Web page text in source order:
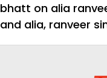
bhatt on alia
and alia, ranveer